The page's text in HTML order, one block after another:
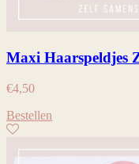
Maxi Haarspeldjes
€4,50
Bestellen